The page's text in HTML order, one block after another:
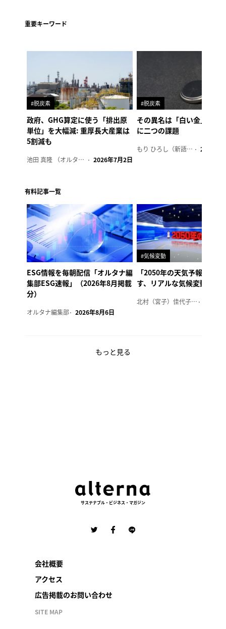
重要キーワード
#脱炭素
政府、GHG算定に使う「排出原
単位」を大幅減: 重厚長大産業は
5割減も
池田 真隆 （オルタナ輪番編集長） 2026年7月2日
#脱炭素
その異名は「白い金」、リ
に二つの課題
もり ひろし（新語ウォッチャー） 2023年7
有料記事一覧
ESG情報を毎朝配信「オルタナ編
集部ESG速報」（2026年8月掲載
分）
オルタナ編集部 2026年8月6日
#気候変動
「2050年の天気予報 Ver.2
す、リアルな気候変動の影
北村（宮子）佳代子（オルタナ輪番編集長）
もっと見る
サステナブル・ビジネス・マガジン
会社概要
アクセス
広告掲載のお問い合わせ
SITE MAP